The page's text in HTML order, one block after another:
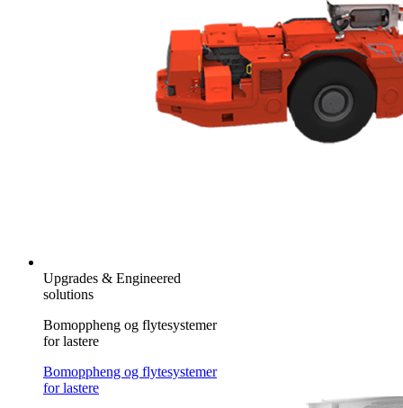
Upgrades & Engineered
solutions
Bomoppheng og flytesystemer
for lastere
Bomoppheng og flytesystemer
for lastere